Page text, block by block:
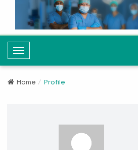
T
o
Home Profile